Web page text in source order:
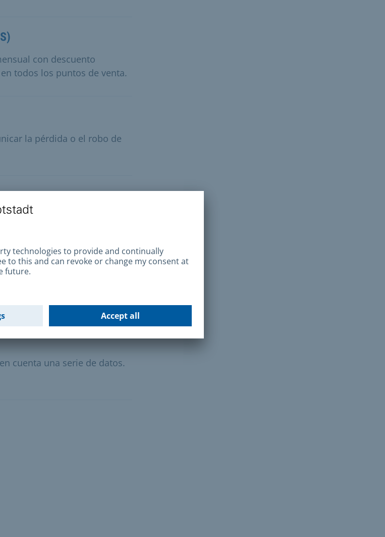
con descuento
todos los puntos de venta.
la pérdida o el robo de
perdido o robado,
pasaporte.
cuenta una serie de datos.